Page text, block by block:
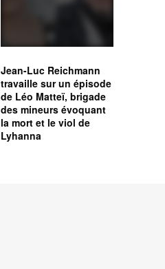
Jean-Luc Reichmann
travaille sur un épisode
de Léo Matteï, brigade
des mineurs évoquant
la mort et le viol de
Lyhanna